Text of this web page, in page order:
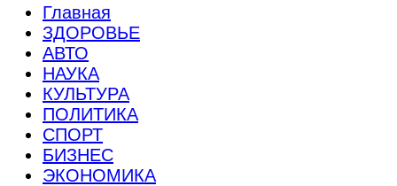
Главная
ЗДОРОВЬЕ
АВТО
НАУКА
КУЛЬТУРА
ПОЛИТИКА
СПОРТ
БИЗНЕС
ЭКОНОМИКА